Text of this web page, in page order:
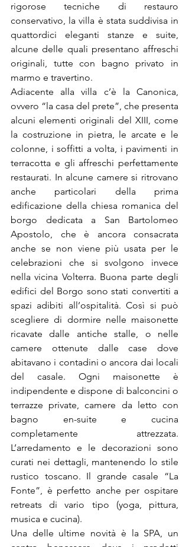
rigorose tecniche di restauro
conservativo, la villa è stata suddivisa in
quattordici eleganti stanze e suite,
alcune delle quali presentano affreschi
originali, tutte con bagno privato in
marmo e travertino.
Adiacente alla villa c’è la Canonica,
ovvero “la casa del prete”, che presenta
alcuni elementi originali del XIII, come
la costruzione in pietra, le arcate e le
colonne, i soffitti a volta, i pavimenti in
terracotta e gli affreschi perfettamente
restaurati. In alcune camere si ritrovano
anche particolari della prima
edificazione della chiesa romanica del
borgo dedicata a San Bartolomeo
Apostolo, che è ancora consacrata
anche se non viene più usata per le
celebrazioni che si svolgono invece
nella vicina Volterra. Buona parte degli
edifici del Borgo sono stati convertiti a
spazi adibiti all’ospitalità. Così si può
scegliere di dormire nelle maisonette
ricavate dalle antiche stalle, o nelle
camere ottenute dalle case dove
abitavano i contadini o ancora dai locali
del casale. Ogni maisonette è
indipendente e dispone di balconcini o
terrazze private, camere da letto con
bagno en-suite e cucina
completamente attrezzata.
L’arredamento e le decorazioni sono
curati nei dettagli, mantenendo lo stile
rustico toscano. Il grande casale “La
Fonte”, è perfetto anche per ospitare
retreats di vario tipo (yoga, pittura,
musica e cucina).
Una delle ultime novità è la SPA, un